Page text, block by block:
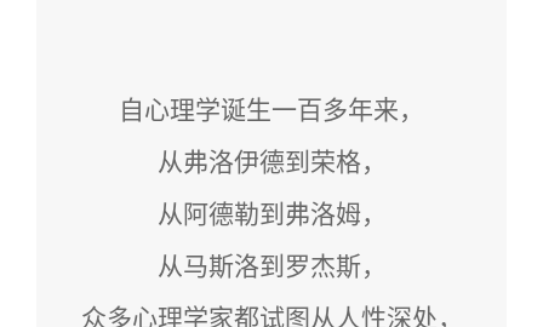
自心理学诞生一百多年来，
从弗洛伊德到荣格，
从阿德勒到弗洛姆，
从马斯洛到罗杰斯，
众多心理学家都试图从人性深处，